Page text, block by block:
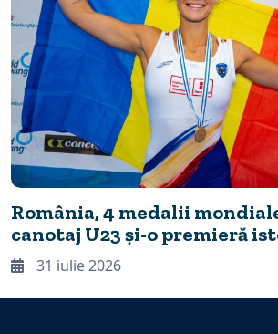
România, 4 medalii
canotaj U23 și-o premieră
31 iulie 2026